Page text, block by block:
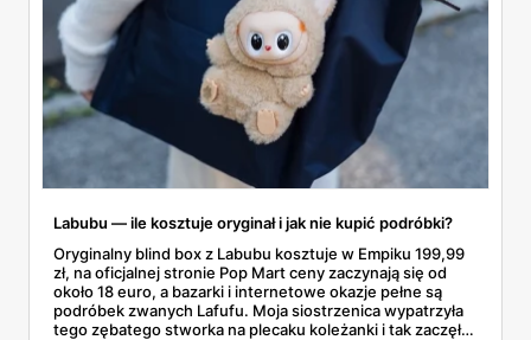
Labubu — ile kosztuje oryginał i jak nie kupić podróbki?
Oryginalny blind box z Labubu kosztuje w Empiku 199,99
zł, na oficjalnej stronie Pop Mart ceny zaczynają się od
około 18 euro, a bazarki i internetowe okazje pełne są
podróbek zwanych Lafufu. Moja siostrzenica wypatrzyła
tego zębatego stworka na plecaku koleżanki i tak zaczęło